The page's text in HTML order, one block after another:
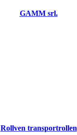
GAMM srl.
Rollven transportrollen